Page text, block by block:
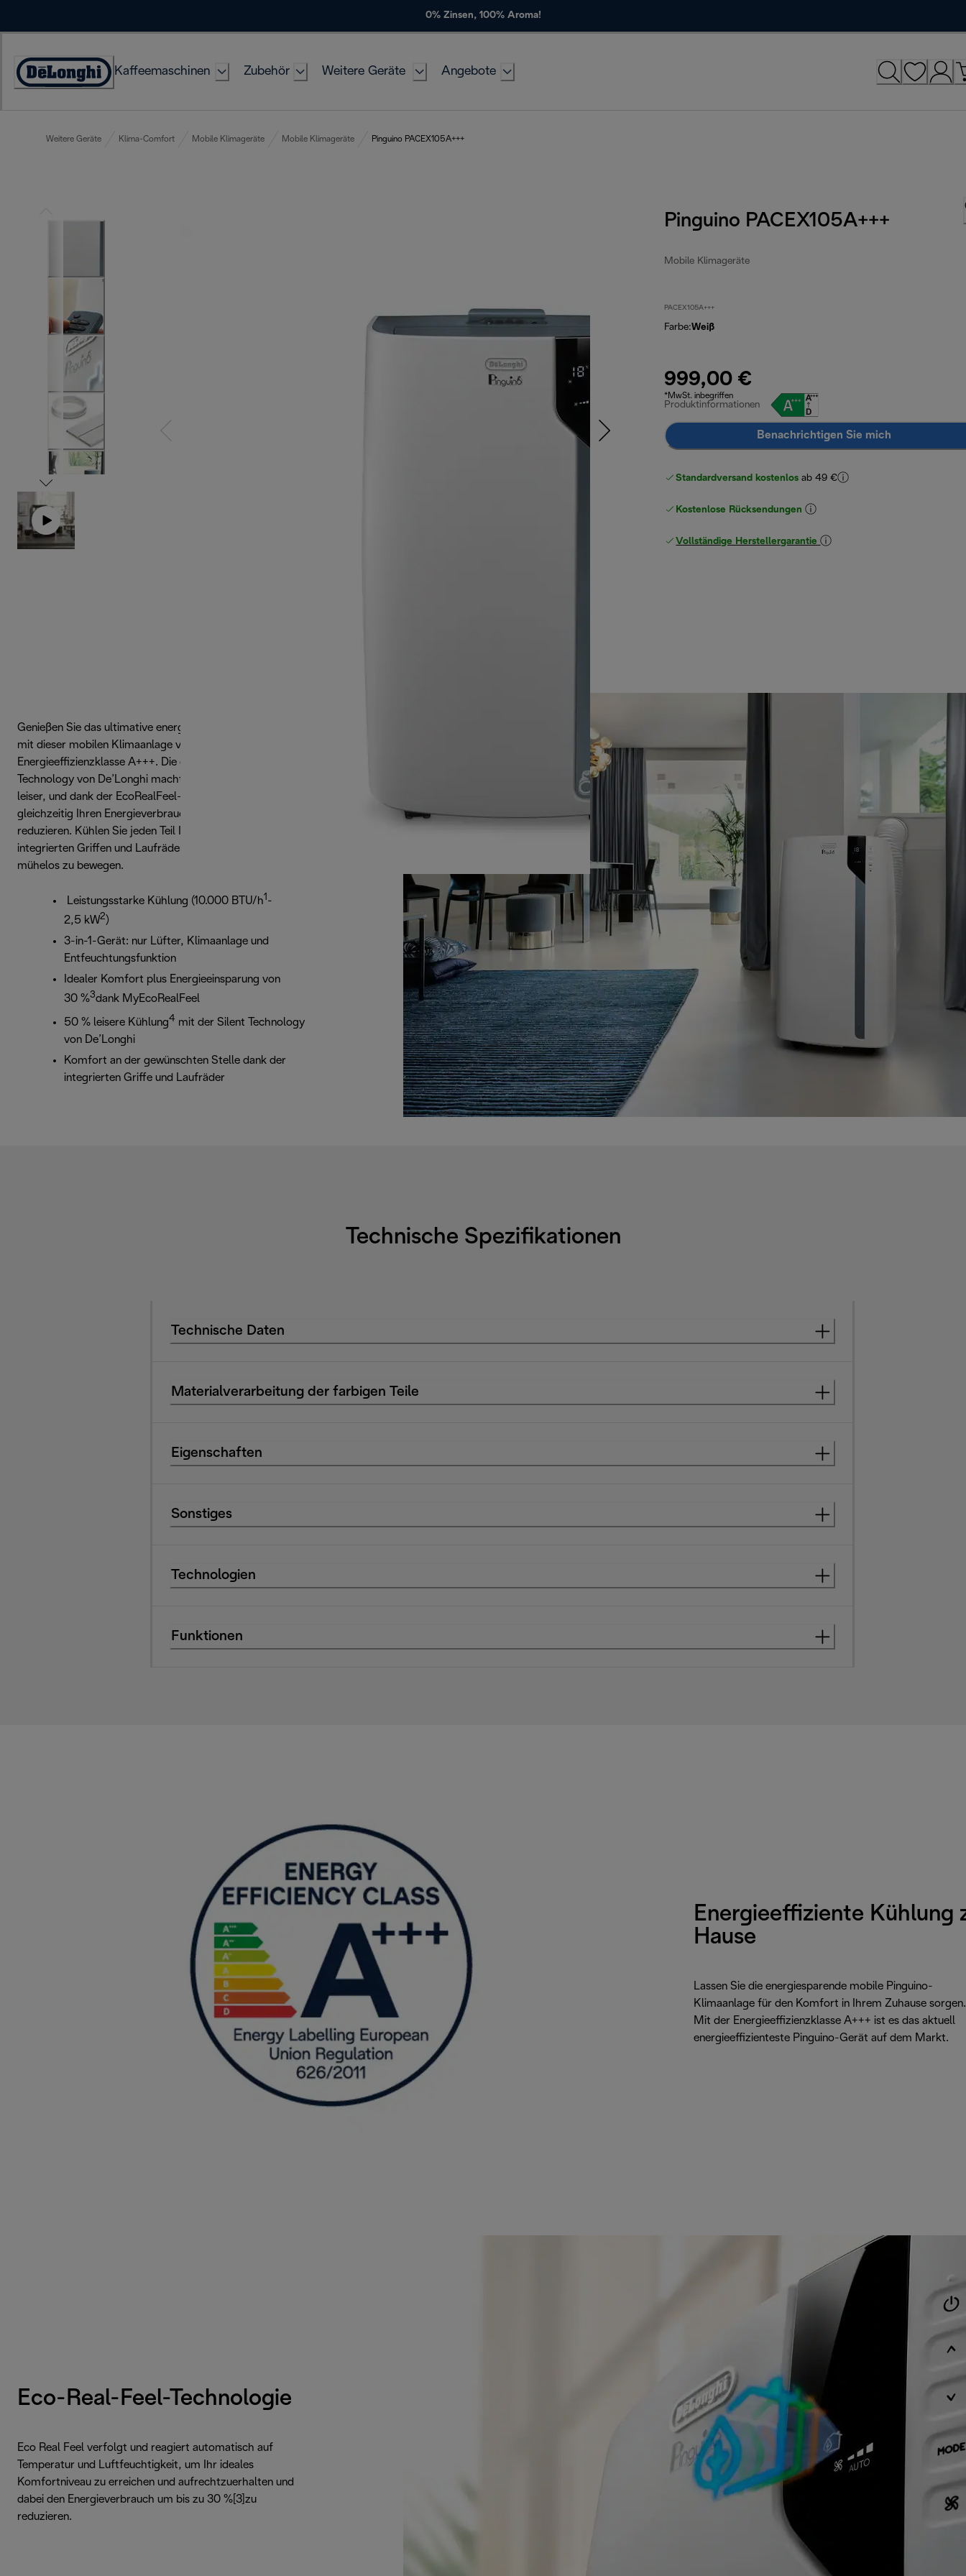
0% Zinsen, 100% Aroma!
Erklärung
Kaffeemaschinen Zubehör Weitere Geräte Angebote
Weitere Geräte Klima-Comfort Mobile Klimageräte Mobile Klimageräte Pinguino PACEX105A+++
Pinguino PACEX105A+++
Mobile Klimageräte
PACEX105A+++
Farbe:Weiß
999,00 €
*MwSt. inbegriffen
Produktinformationen
Benachrichtigen Sie mich
Standardversand kostenlos ab 49 €
Kostenlose Rücksendungen
Vollständige Herstellergarantie
Genießen Sie das ultimative energieeffiziente Kühlerlebnis
mit dieser mobilen Klimaanlage von Pinguino mit der
Energieeffizienzklasse A+++. Die exklusive Silent
Technology von De’Longhi macht die Kühlung um 50 %
leiser, und dank der EcoRealFeel-Funktion können Sie
gleichzeitig Ihren Energieverbrauch um bis zu 30 %
reduzieren. Kühlen Sie jeden Teil Ihres Hauses mit den
integrierten Griffen und Laufrädern, um Ihren Pinguino
mühelos zu bewegen.
Leistungsstarke Kühlung (10.000 BTU/h1 -
2,5 kW2)
3-in-1-Gerät: nur Lüfter, Klimaanlage und
Entfeuchtungsfunktion
Idealer Komfort plus Energieeinsparung von
30 %3dank MyEcoRealFeel
50 % leisere Kühlung4 mit der Silent Technology
von De’Longhi
Komfort an der gewünschten Stelle dank der
integrierten Griffe und Laufräder
Technische Spezifikationen
Technische Daten
Materialverarbeitung der farbigen Teile
Eigenschaften
Sonstiges
Technologien
Funktionen
Energieeffiziente Kühlung
Hause
Lassen Sie die energiesparende mobile Pinguino-
Klimaanlage für den Komfort in Ihrem Zuhause sorgen.
Mit der Energieeffizienzklasse A+++ ist es das aktuell
energieeffizienteste Pinguino-Gerät auf dem Markt.
Eco-Real-Feel-Technologie
Eco Real Feel verfolgt und reagiert automatisch auf
Temperatur und Luftfeuchtigkeit, um Ihr ideales
Komfortniveau zu erreichen und aufrechtzuerhalten und
dabei den Energieverbrauch um bis zu 30 %[3]zu
reduzieren.